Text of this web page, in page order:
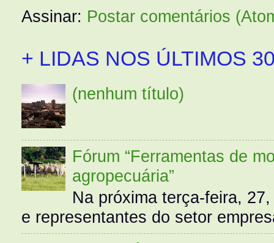
Assinar: Postar comentários
+ LIDAS NOS ÚLTIMOS
(nenhum título)
Fórum “Ferramentas de
agropecuária”
Na próxima terça-feira,
e representantes do setor